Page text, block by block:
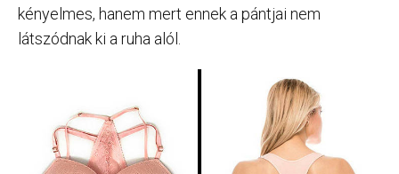
kényelmes, hanem mert ennek a pántjai nem
látszódnak ki a ruha alól.